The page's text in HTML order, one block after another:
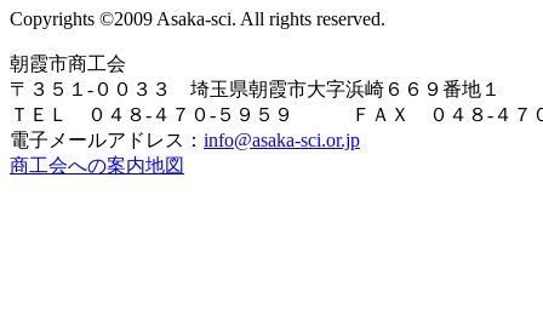
Copyrights ©2009 Asaka-sci. All rights reserved.
朝霞市商工会
〒３５１-００３３ 埼玉県朝霞市大字浜崎６６９番地１
ＴＥＬ ０４８-４７０-５９５９ ＦＡＸ ０４８-４７
電子メールアドレス： info@asaka-sci.or.jp
商工会への案内地図